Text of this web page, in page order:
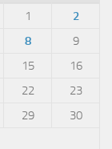
1
2
8
9
15
16
22
23
29
30